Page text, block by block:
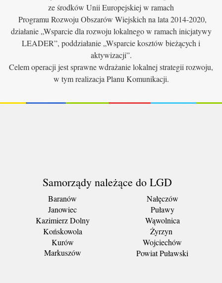
ze środków Unii Europejskiej w ramach
Programu Rozwoju Obszarów Wiejskich na lata 2014-2020,
działanie „Wsparcie dla rozwoju lokalnego w ramach inicjatywy
LEADER”, poddziałanie „Wsparcie kosztów bieżących i
aktywizacji”.
Celem operacji jest sprawne wdrażanie lokalnej strategii rozwoju,
w tym realizacja Planu Komunikacji.
Samorządy należące do LGD
Baranów
Janowiec
Kazimierz Dolny
Końskowola
Kurów
Markuszów
Nałęczów
Puławy
Wąwolnica
Żyrzyn
Wojciechów
Powiat Puławski